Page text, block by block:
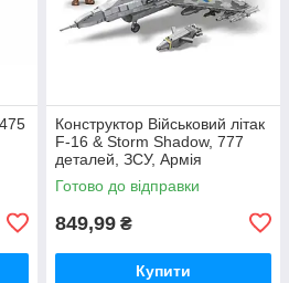
Конструктор Військовий літак
F-16 & Storm Shadow, 777
деталей, ЗСУ, Армія
Готово до відправки
849,99 ₴
Купити